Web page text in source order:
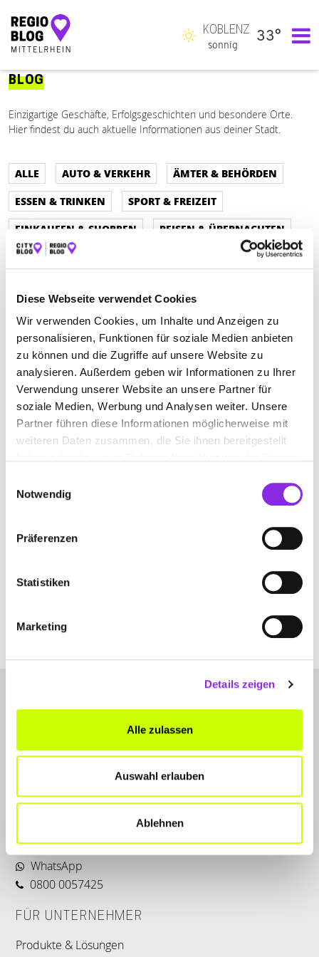
Diese Webseite verwendet Cookies
Wir verwenden Cookies, um Inhalte und Anzeigen zu
personalisieren, Funktionen für soziale Medien anbieten
zu können und die Zugriffe auf unsere Website zu
analysieren. Außerdem geben wir Informationen zu Ihrer
Verwendung unserer Website an unsere Partner für
soziale Medien, Werbung und Analysen weiter. Unsere
Partner führen diese Informationen möglicherweise mit
weiteren Daten zusammen, die Sie ihnen bereitgestellt
Notwendig
Präferenzen
Statistiken
Marketing
Details zeigen
Alle zulassen
Auswahl erlauben
Ablehnen
Hauptnavigation
KOBLENZ
sonnig
33°
BLOG
Einzigartige Geschäfte, Erfolgsgeschichten und besondere Orte.
Hier findest du auch aktuelle Informationen aus deiner Stadt.
ALLE AUTO & VERKEHR
ÄMTER & BEHÖRDEN
ESSEN & TRINKEN
SPORT & FREIZEIT
EINKAUFEN & SHOPPEN
REISEN & ÜBERNACHTEN
BEAUTY & WELLNESS
GESUNDHEIT & MEDIZIN
Auto & Verkehr, Ämter & Behörden, Recht & Geld, Bauen & Wohnen, Bildung
& Medien
Der Oktober 2024 bringt in ganz Deutschland einige wichtige
Mehr erfahren
LET'S CONNECT
WhatsApp
0800 0057425
FÜR UNTERNEHMER
Produkte & Lösungen